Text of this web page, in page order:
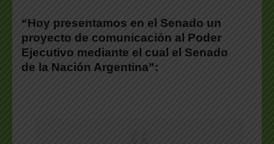
“Hoy presentamos en el Senado un
proyecto de comunicación al Poder
Ejecutivo mediante el cual el Senado
de la Nación Argentina”: